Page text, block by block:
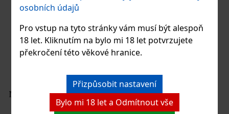
osobních údajů
Pro vstup na tyto stránky vám musí být alespoň
18 let. Kliknutím na bylo mi 18 let potvrzujete
překročení této věkové hranice.
Přizpůsobit nastavení
Bylo mi 18 let a Odmítnout vše